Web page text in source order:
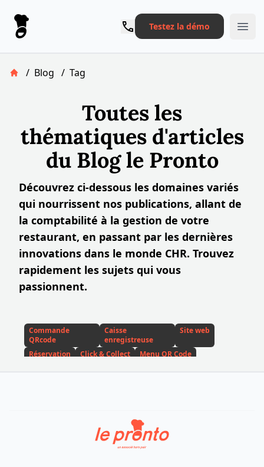
Le Pronto Testez la démo
Retour à la page d'accueil
/ Blog / Tag
Toutes les
thématiques d'articles
du Blog le Pronto
Découvrez ci-dessous les domaines variés
qui nourrissent nos publications, allant de
la comptabilité à la gestion de votre
restaurant, en passant par les dernières
innovations dans le monde CHR. Trouvez
rapidement les sujets qui vous
passionnent.
Commande
QRcode
Caisse
enregistreuse
Site web
Réservation Click & Collect
Menu QR Code